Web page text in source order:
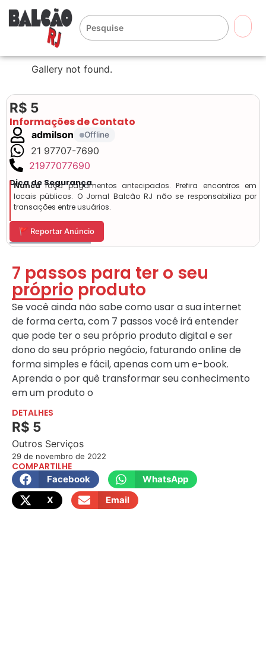
Gallery not found.
R$ 5
Informações de Contato
admilson Offline
21 97707-7690
21977077690
Dica de Segurança
Nuncafaça pagamentos antecipados. Prefira encontros em
locais públicos. O Jornal Balcão RJ não se responsabiliza por
transações entre usuários.
🚩 Reportar Anúncio
7 passos para ter o seu
próprio produto
Se você ainda não sabe como usar a sua internet
de forma certa, com 7 passos você irá entender
que pode ter o seu próprio produto digital e ser
dono do seu próprio negócio, faturando online de
forma simples e fácil, apenas com um e-book.
Aprenda o por quê transformar seu conhecimento
em um produto o
DETALHES
R$ 5
Outros Serviços
29 de novembro de 2022
COMPARTILHE
Facebook
WhatsApp
X
Email